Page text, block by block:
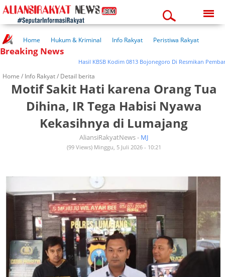
11:14:54 pm
Home Hukum & Kriminal Info Rakyat
Peristiwa Rakyat
Kuliner Rakyat
Wisata Rakyat
Kesehatan
Breaking News
Hasil KBSB Kodim 0813 Bojonegoro Di Resmikan
Home / Info Rakyat/ Detail berita
Motif Sakit Hati karena Orang Tua
Dihina, IR Tega Habisi Nyawa
Kekasihnya di Lumajang
AliansiRakyatNews - MJ
(99 Views) Minggu, 5 Juli 2026 - 10:21